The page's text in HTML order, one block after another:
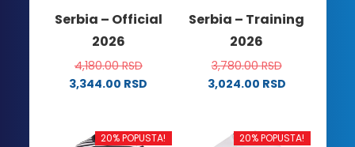
stranici
proizvoda.
proizvoda.
Serbia – Official
2026
4,180.00RSD
3,344.00 RSD
ima
Serbia – Training
2026
3,780.00RSD
3,024.00 RSD
ima
20% POPUSTA! 20% POPUSTA!